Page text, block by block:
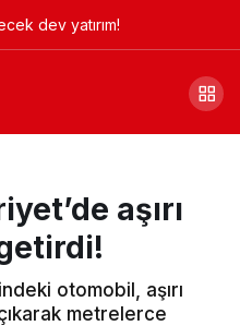
dev yatırım!
aşırı
otomobil, aşırı
metrelerce
hazırlanıyor